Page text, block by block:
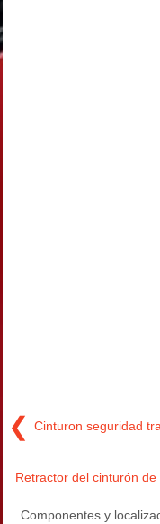
❮ Cinturon seguridad
Retractor del cinturón
Componentes y